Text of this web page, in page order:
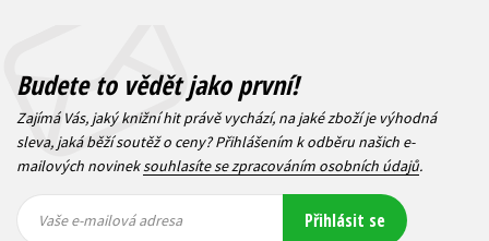
Budete to vědět jako první!
Zajímá Vás, jaký knižní hit právě vychází, na jaké zboží je výhodná
sleva, jaká běží soutěž o ceny? Přihlášením k odběru našich e-
mailových novineksouhlasíte se zpracováním osobních údajů.
mailová
mailová
Vaše e-mailová adresa Přihlásit se